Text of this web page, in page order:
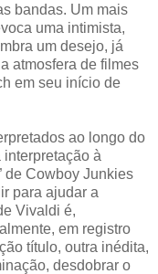
bandas. Um mais
uma intimista,
um desejo, já
atmosfera de filmes
em seu início de
ao longo do
à
de Cowboy Junkies
para ajudar a
Vivaldi é,
em registro
título, outra inédita,
desdobrar o